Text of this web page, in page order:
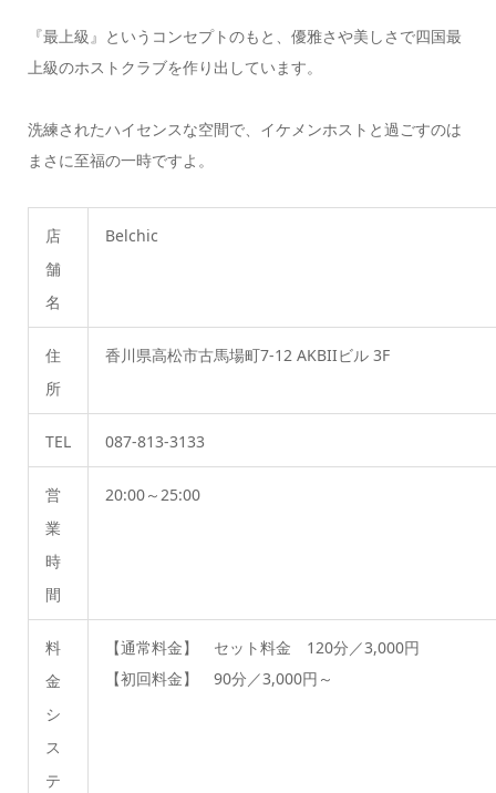
『最上級』というコンセプトのもと、優雅さや美しさで四国最
上級のホストクラブを作り出しています。
洗練されたハイセンスな空間で、イケメンホストと過ごすのは
まさに至福の一時ですよ。
店
舗
名
Belchic
住
所
香川県高松市古馬場町7-12 AKBIIビル 3F
TEL 087-813-3133
営
業
時
間
20:00～25:00
料
金
シ
ス
テ
【通常料金】 セット料金 120分／3,000円
【初回料金】 90分／3,000円～